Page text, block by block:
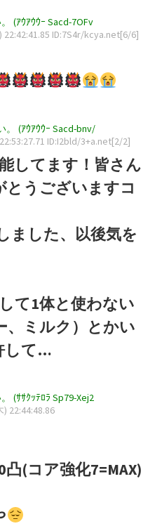
(ｱｳｱｳｳｰ Sacd-7OFv
22:42:41.85 ID:7S4r/kcya.net[6/6]
(ｱｳｱｳｳｰ Sacd-bnv/
ID:I2bld/3+a.net[2/2]
してます！皆さん
うございますコ
ました、以後気を
て1体と使わない
、ミルク）とかい
して…
(ｻｻｸｯﾃﾛﾗ Sp79-Xej2
) 22:44:48.86
(コア強化7=MAX)